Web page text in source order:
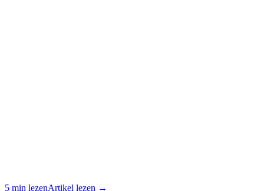
5 min lezenArtikel lezen →